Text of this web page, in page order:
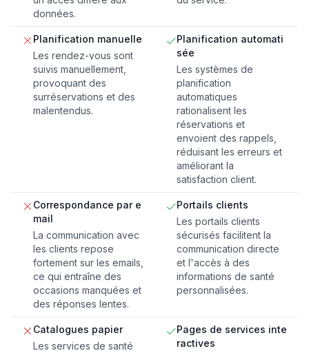
données.
Planification manuelle
Les rendez-vous sont
suivis manuellement,
provoquant des
surréservations et des
malentendus.
Planification automati
sée
Les systèmes de
planification
automatiques
rationalisent les
réservations et
envoient des rappels,
réduisant les erreurs et
améliorant la
satisfaction client.
Correspondance par e
mail
La communication avec
les clients repose
fortement sur les emails,
ce qui entraîne des
occasions manquées et
des réponses lentes.
Portails clients
Les portails clients
sécurisés facilitent la
communication directe
et l'accès à des
informations de santé
personnalisées.
Catalogues papier
Les services de santé
Pages de services inte
ractives